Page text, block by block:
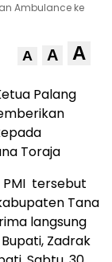
Ambulance ke
A A A
Palang
Toraja
PMI tersebut
Tana
langsung
Zadrak